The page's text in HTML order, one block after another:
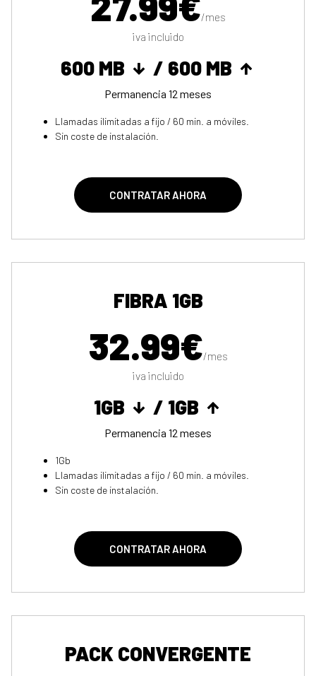
/mes
iva incluido
600 MB / 600 MB
Permanencia 12 meses
Llamadas ilimitadas a fijo / 60 min. a móviles.
Sin coste de instalación.
CONTRATAR AHORA
FIBRA 1GB
32.99€/mes
iva incluido
1GB / 1GB
Permanencia 12 meses
1Gb
Llamadas ilimitadas a fijo / 60 min. a móviles.
Sin coste de instalación.
CONTRATAR AHORA
PACK CONVERGENTE